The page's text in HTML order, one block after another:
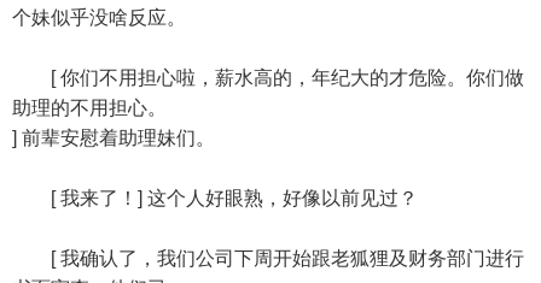
个妹似乎没啥反应。
[ 你们不用担心啦，薪水高的，年纪大的才危险。你们做
助理的不用担心。
] 前辈安慰着助理妹们。
[ 我来了！] 这个人好眼熟，好像以前见过？
[ 我确认了，我们公司下周开始跟老狐狸及财务部门进行